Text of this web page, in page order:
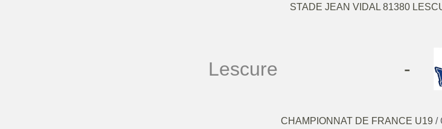
STADE JEAN VIDAL 81380
Lescure -
CHAMPIONNAT DE FRANCE U19 /